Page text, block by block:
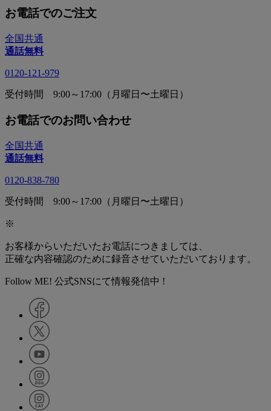
お電話でのご注文
全国共通
通話無料
0120-121-979
受付時間 9:00～17:00（月曜日〜土曜日）
お電話でのお問い合わせ
全国共通
通話無料
0120-838-780
受付時間 9:00～17:00（月曜日〜土曜日）
※
お客様からいただいたお電話につきましては、
正確な内容確認のために録音させていただいております。
Follow ME! 公式SNSにて情報発信中 !